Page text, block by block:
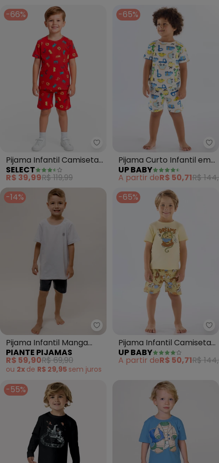
-66%
Select - Pijama Infantil
Pijama Infantil Camiseta
e Bermuda (Vermelho)
SELECT
R$ 39,99R$ 119,99
-65%
Pijama Curto Infantil em
Suedine (Branco)
UP BABY
A partir deR$ 50,71R$
-14%
Piante Pijamas - Pijama
Pijama Infantil Manga
Curta Algodão (Branco)
PIANTE PIJAMAS
R$ 59,90R$ 69,90
ou 2x de R$ 29,95 sem juros
-65%
Pijama Infantil Camiseta
e Bermuda (Amarelo)
UP BABY
A partir deR$ 50,71R$
-55%